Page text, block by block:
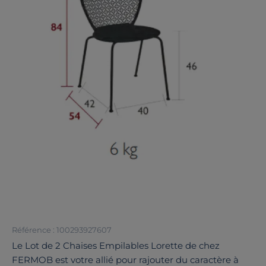
Référence : 100293927607
Le Lot de 2 Chaises Empilables Lorette de chez
FERMOB est votre allié pour rajouter du caractère à